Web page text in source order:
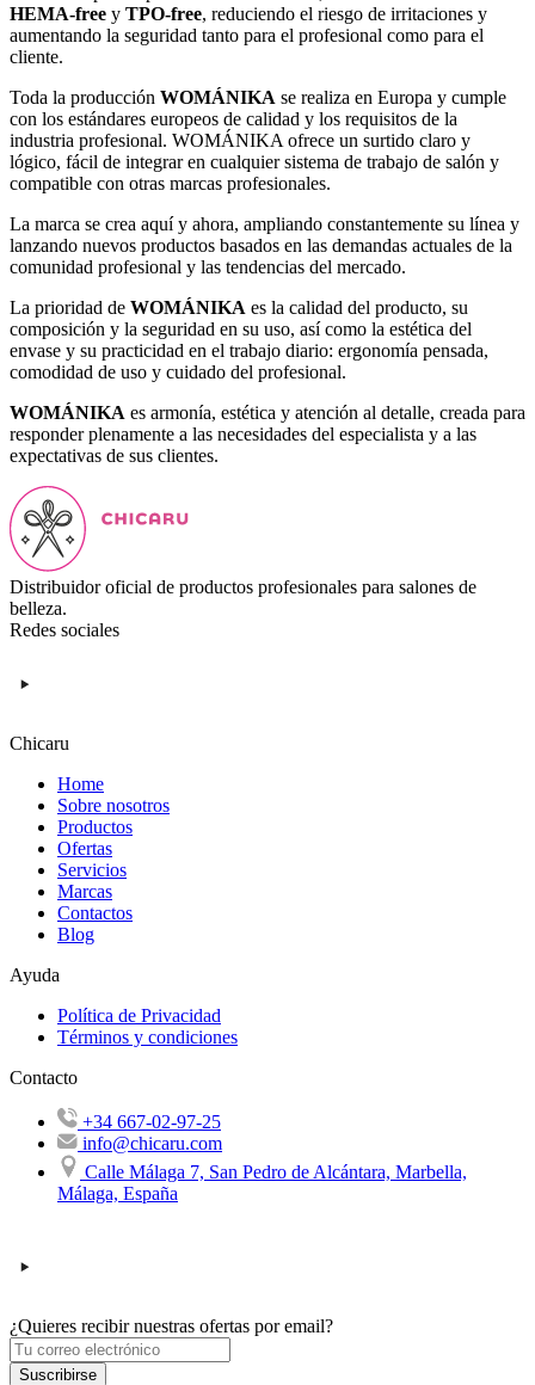
HEMA-free y TPO-free, reduciendo el riesgo de irritaciones y
aumentando la seguridad tanto para el profesional como para el
cliente.
Toda la producción WOMÁNIKA se realiza en Europa y cumple
con los estándares europeos de calidad y los requisitos de la
industria profesional. WOMÁNIKA ofrece un surtido claro y
lógico, fácil de integrar en cualquier sistema de trabajo de salón y
compatible con otras marcas profesionales.
La marca se crea aquí y ahora, ampliando constantemente su línea y
lanzando nuevos productos basados en las demandas actuales de la
comunidad profesional y las tendencias del mercado.
La prioridad de WOMÁNIKA es la calidad del producto, su
composición y la seguridad en su uso, así como la estética del
envase y su practicidad en el trabajo diario: ergonomía pensada,
comodidad de uso y cuidado del profesional.
WOMÁNIKA es armonía, estética y atención al detalle, creada para
responder plenamente a las necesidades del especialista y a las
expectativas de sus clientes.
Distribuidor oficial de productos profesionales para salones de
belleza.
Redes sociales
Chicaru
Home
Sobre nosotros
Productos
Ofertas
Servicios
Marcas
Contactos
Blog
Ayuda
Política de Privacidad
Términos y condiciones
Contacto
+34 667-02-97-25
info@chicaru.com
Calle Málaga 7, San Pedro de Alcántara, Marbella,
Málaga, España
¿Quieres recibir nuestras ofertas por email?
Suscribirse